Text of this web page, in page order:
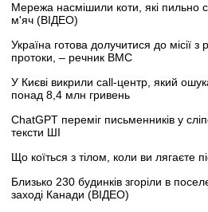
Мережа насмішили коти, які пильно
м'яч (ВІДЕО)
Україна готова долучитися до місії
протоки, – речник ВМС
У Києві викрили call-центр, який
понад 8,4 млн гривень
ChatGPT переміг письменників у
тексти ШІ
Що коїться з тілом, коли ви лягаєте
Близько 230 будинків згоріли в
заході Канади (ВІДЕО)